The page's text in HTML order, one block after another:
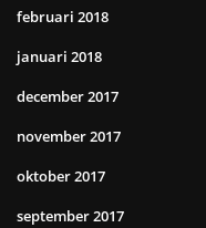
februari 2018
januari 2018
december 2017
november 2017
oktober 2017
september 2017